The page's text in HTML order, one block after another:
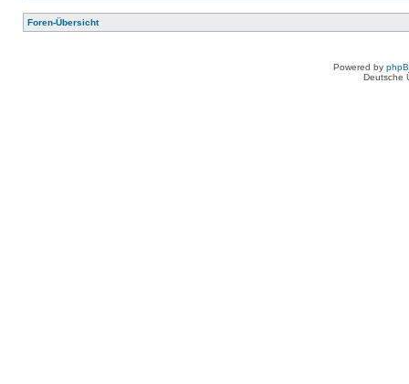
Foren-Übersicht
Powered by
Deutsche